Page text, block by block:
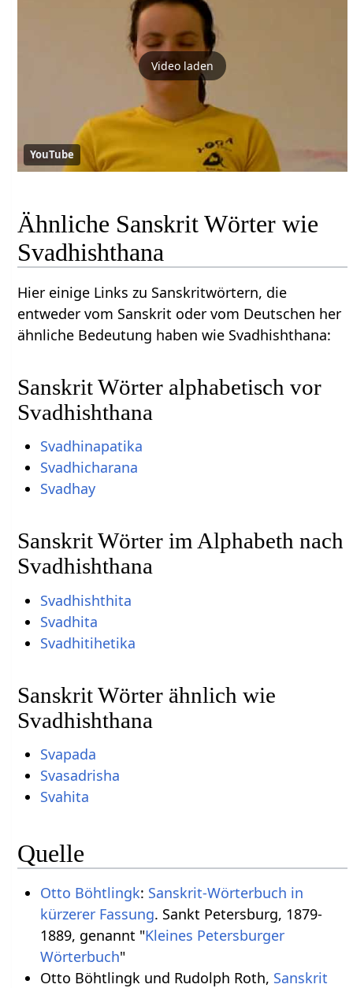
Video laden
YouTube
Ähnliche Sanskrit Wörter wie
Svadhishthana
Hier einige Links zu Sanskritwörtern, die
entweder vom Sanskrit oder vom Deutschen her
ähnliche Bedeutung haben wie Svadhishthana:
Sanskrit Wörter alphabetisch vor
Svadhishthana
Svadhinapatika
Svadhicharana
Svadhay
Sanskrit Wörter im Alphabeth nach
Svadhishthana
Svadhishthita
Svadhita
Svadhitihetika
Sanskrit Wörter ähnlich wie
Svadhishthana
Svapada
Svasadrisha
Svahita
Quelle
Otto Böhtlingk: Sanskrit-Wörterbuch in
kürzerer Fassung. Sankt Petersburg, 1879-
1889, genannt "Kleines Petersburger
Wörterbuch"
Otto Böhtlingk und Rudolph Roth, Sanskrit